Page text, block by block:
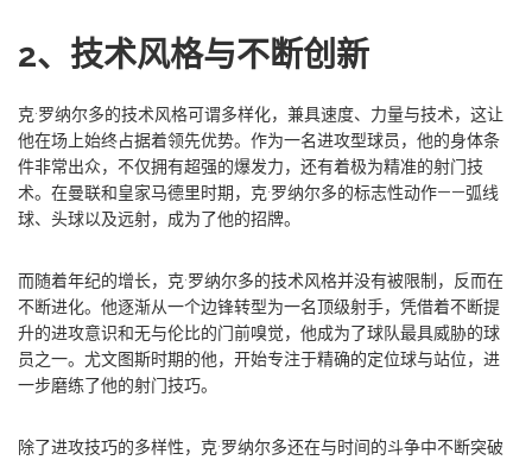
2、技术风格与不断创新
克·罗纳尔多的技术风格可谓多样化，兼具速度、力量与技术，这让
他在场上始终占据着领先优势。作为一名进攻型球员，他的身体条
件非常出众，不仅拥有超强的爆发力，还有着极为精准的射门技
术。在曼联和皇家马德里时期，克·罗纳尔多的标志性动作——弧线
球、头球以及远射，成为了他的招牌。
而随着年纪的增长，克·罗纳尔多的技术风格并没有被限制，反而在
不断进化。他逐渐从一个边锋转型为一名顶级射手，凭借着不断提
升的进攻意识和无与伦比的门前嗅觉，他成为了球队最具威胁的球
员之一。尤文图斯时期的他，开始专注于精确的定位球与站位，进
一步磨练了他的射门技巧。
除了进攻技巧的多样性，克·罗纳尔多还在与时间的斗争中不断突破